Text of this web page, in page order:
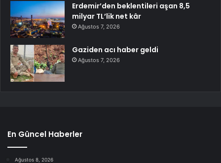
Erdemir’den beklentileri aşan 8,5
milyar TL’lik net kâr
Ağustos 7, 2026
Gaziden acı haber geldi
Ağustos 7, 2026
En Güncel Haberler
Ağustos 8, 2026